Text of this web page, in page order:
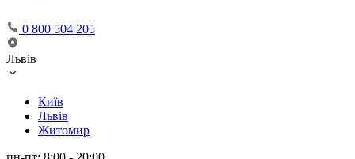
0 800 504 205
Львів
Київ
Львів
Житомир